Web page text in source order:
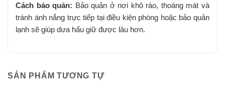
Cách bảo quản: Bảo quản ở nơi khô ráo, thoáng mát và
tránh ánh nắng trực tiếp tại điều kiện phòng hoặc bảo quản
lạnh sẽ giúp dưa hấu giữ được lâu hơn.
SẢN PHẨM TƯƠNG TỰ